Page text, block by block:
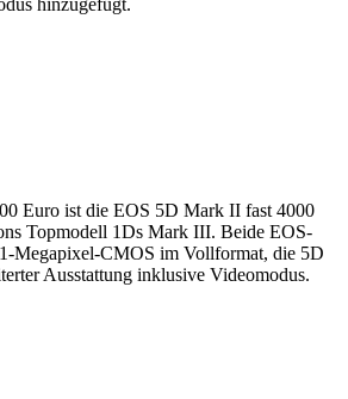
hinzugefügt.
Euro ist die EOS 5D Mark II fast 4000
Topmodell 1Ds Mark III. Beide EOS-
Megapixel-CMOS im Vollformat, die 5D
Ausstattung inklusive Videomodus.